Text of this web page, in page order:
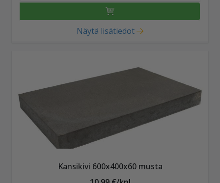
Näytä lisätiedot
Kansikivi 600x400x60 musta